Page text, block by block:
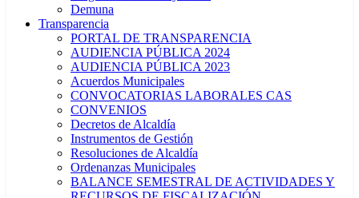
Demuna
Transparencia
PORTAL DE TRANSPARENCIA
AUDIENCIA PÚBLICA 2024
AUDIENCIA PÚBLICA 2023
Acuerdos Municipales
CONVOCATORIAS LABORALES CAS
CONVENIOS
Decretos de Alcaldía
Instrumentos de Gestión
Resoluciones de Alcaldía
Ordenanzas Municipales
BALANCE SEMESTRAL DE ACTIVIDADES Y